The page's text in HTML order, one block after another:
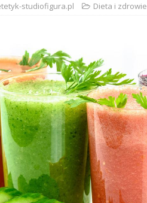
studiofigura.pl Dieta i zdrowie